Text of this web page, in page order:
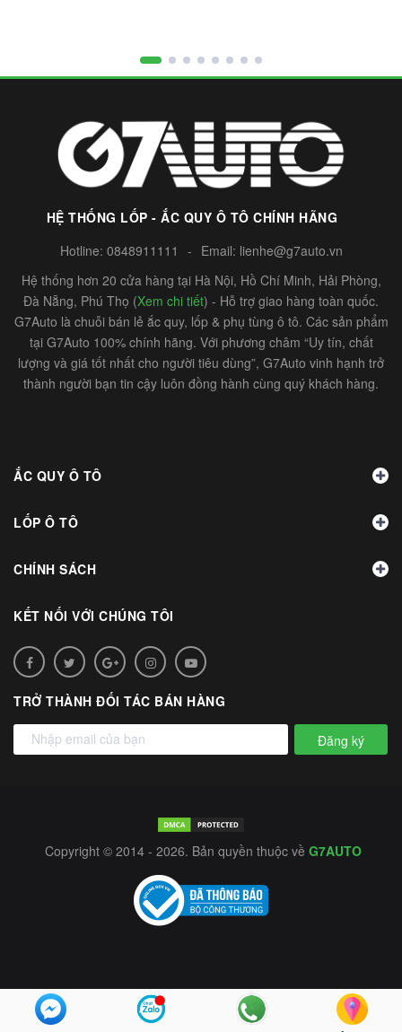
HỆ THỐNG LỐP - ẮC QUY Ô TÔ CHÍNH HÃNG
Hotline: 0848911111 - Email: lienhe@g7auto.vn
Hệ thống hơn 20 cửa hàng tại Hà Nội, Hồ Chí Minh, Hải Phòng,
Đà Nẵng, Phú Thọ (Xem chi tiết) - Hỗ trợ giao hàng toàn quốc.
G7Auto là chuỗi bán lẻ ắc quy, lốp & phụ tùng ô tô. Các sản phẩm
tại G7Auto 100% chính hãng. Với phương châm “Uy tín, chất
lượng và giá tốt nhất cho người tiêu dùng”, G7Auto vinh hạnh trở
thành người bạn tin cậy luôn đồng hành cùng quý khách hàng.
ẮC QUY Ô TÔ
LỐP Ô TÔ
CHÍNH SÁCH
KẾT NỐI VỚI CHÚNG TÔI
TRỞ THÀNH ĐỐI TÁC BÁN HÀNG
Đăng ký
Copyright © 2014 - 2026. Bản quyền thuộc về G7AUTO